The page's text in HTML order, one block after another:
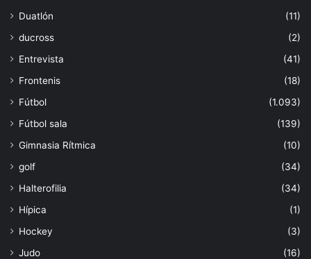
Duatlón
(11)
ducross
(2)
Entrevista
(41)
Frontenis
(18)
Fútbol
(1.093)
Fútbol sala
(139)
Gimnasia Rítmica
(10)
golf
(34)
Halterofilia
(34)
Hípica
(1)
Hockey
(3)
Judo
(16)